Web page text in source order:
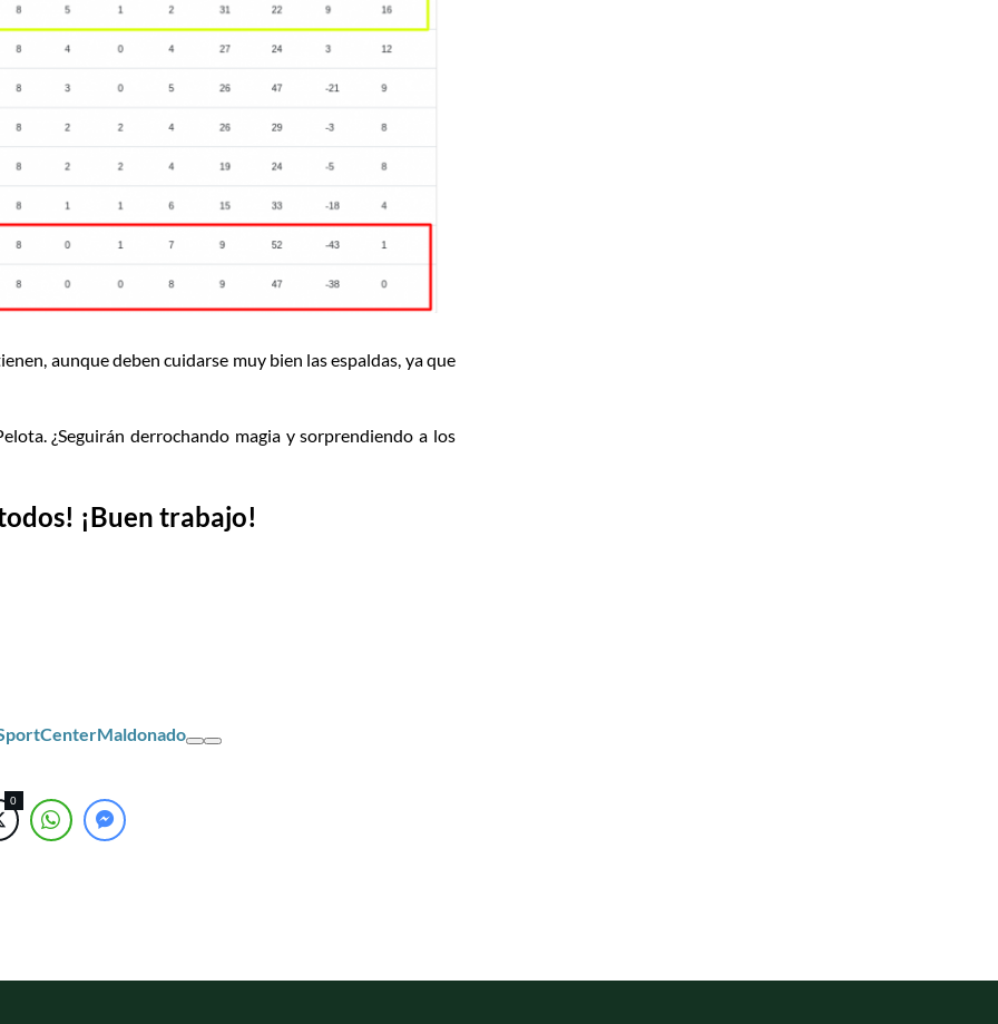
aunque deben cuidarse muy bien las espaldas, ya que
¿Seguirán derrochando magia y sorprendiendo a los
¡Buen trabajo!
0